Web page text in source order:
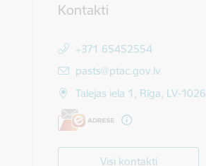
Kontakti
+371 65452554
E-pasts:
pasts@ptac.gov.lv
Talejas iela 1, Rīga, LV-1026
Visi kontakti